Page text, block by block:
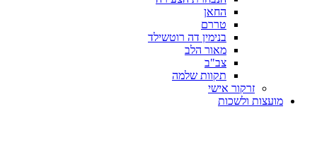
החאן
טררם
בנימין דה רוטשילד
מאור הלב
צב"ב
תקוות שלמה
זרקור אישי
מועצות ולשכות